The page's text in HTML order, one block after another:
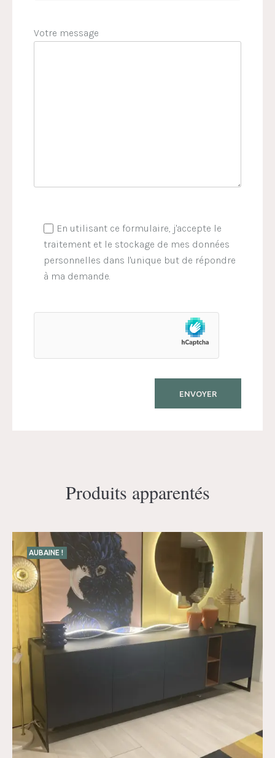
Votre message
En utilisant ce formulaire, j'accepte le
traitement et le stockage de mes données
personnelles dans l'unique but de répondre
à ma demande.
Produits apparentés
AUBAINE !